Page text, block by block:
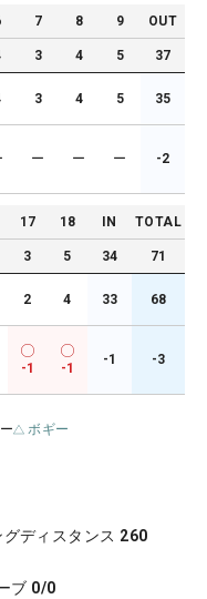
7 8 9 OUT
3 4 5 37
3 4 5 35
ー ー ー -2
17 18 IN TOTAL
3 5 34 71
2 4 33 68
-1 -1
-1 -3
ボギー
グディスタンス 260
ブ 0/0